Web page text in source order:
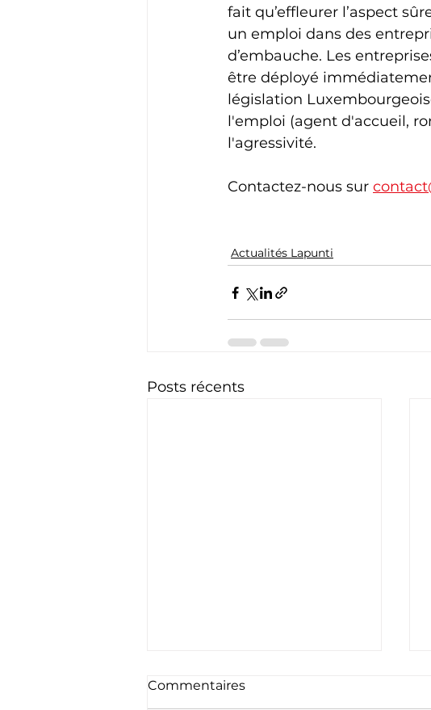
fait qu’effleurer l’aspect
un emploi dans des
d’embauche. Les
être déployé
législation
l'emploi (agent d'accueil,
l'agressivité.
Contactez-nous sur
Actualités Lapunti
Posts récents
Commentaires